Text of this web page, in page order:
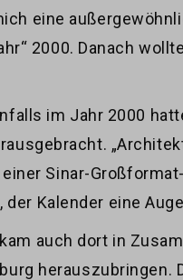
eine
2000. Danach
im Jahr 2000
Sinar-Großformat-
Kalender eine
auch dort in
herauszubringen.